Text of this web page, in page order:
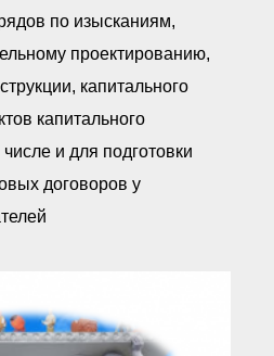
по изысканиям,
проектированию,
капитального
капитального
и для подготовки
договоров у